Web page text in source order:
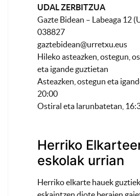
UDAL ZERBITZUA
Gazte Bidean – Labeaga 12
038827
gaztebidean@urretxu.eus
Hileko asteazken, ostegun,
eta igande guztietan
Asteazken, ostegun eta
20:00
Ostiral eta larunbatetan,
Herriko
eskolak urrian
Herriko elkarte hauek